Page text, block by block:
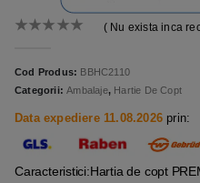
( Nu exista inca
Cod Produs: BBHC2110
Categorii:Ambalaje, Hartie De Copt
Data expediere 11.08.2026 prin:
Caracteristici:Hartia de copt